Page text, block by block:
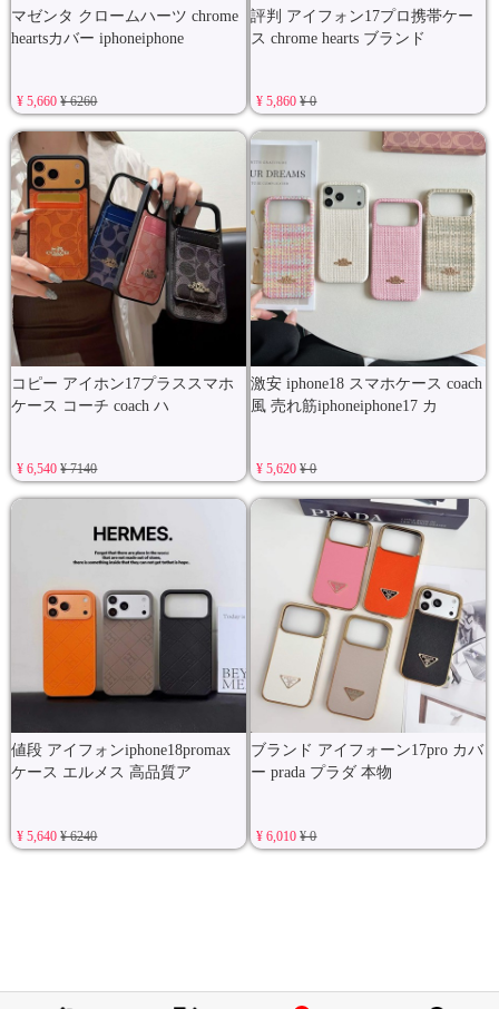
マゼンタ クロームハーツ chrome
heartsカバー iphoneiphone
¥ 5,660¥ 6260
評判 アイフォン17プロ携帯ケー
ス chrome hearts ブランド
¥ 5,860¥ 0
コピー アイホン17プラススマホ
ケース コーチ coach ハ
¥ 6,540¥ 7140
激安 iphone18 スマホケース coach
風 売れ筋iphoneiphone17 カ
¥ 5,620¥ 0
値段 アイフォンiphone18promax
ケース エルメス 高品質ア
¥ 5,640¥ 6240
ブランド アイフォーン17pro カバ
ー prada プラダ 本物
¥ 6,010¥ 0